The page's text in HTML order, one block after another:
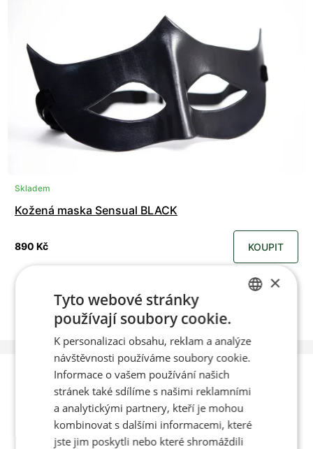
Skladem
Kožená maska Sensual BLACK
890 Kč KOUPIT
Poradíme vám s
výběrem
ENGLISH
×
Tyto webové stránky
používají soubory cookie.
K personalizaci obsahu, reklam a analýze
návštěvnosti používáme soubory cookie.
Informace o vašem používání našich
stránek také sdílíme s našimi reklamními
a analytickými partnery, kteří je mohou
kombinovat s dalšími informacemi, které
jste jim poskytli nebo které shromáždili